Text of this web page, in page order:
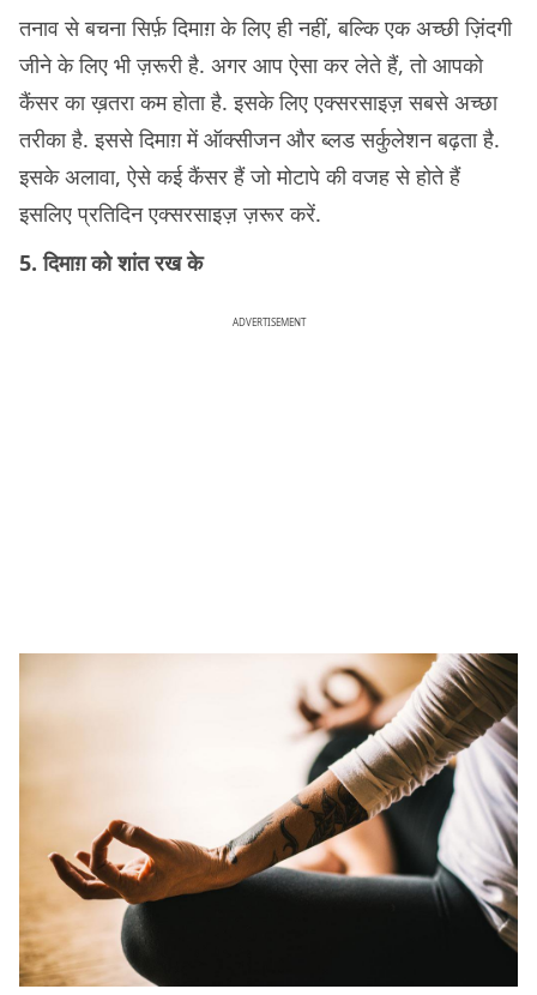
तनाव से बचना सिर्फ़ दिमाग़ के लिए ही नहीं, बल्कि एक अच्छी ज़िंदगी
जीने के लिए भी ज़रूरी है. अगर आप ऐसा कर लेते हैं, तो आपको
कैंसर का ख़तरा कम होता है. इसके लिए एक्सरसाइज़ सबसे अच्छा
तरीका है. इससे दिमाग़ में ऑक्सीजन और ब्लड सर्कुलेशन बढ़ता है.
इसके अलावा, ऐसे कई कैंसर हैं जो मोटापे की वजह से होते हैं
इसलिए प्रतिदिन एक्सरसाइज़ ज़रूर करें.
5. दिमाग़ को शांत रख के
ADVERTISEMENT